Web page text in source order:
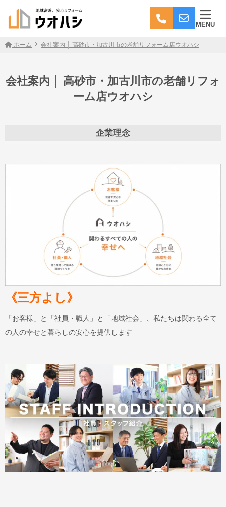
MENU
ホーム 会社案内 │ 高砂市・加古川市の老舗リフォーム店ウオハシ
会社案内 │ 高砂市・加古川市の老舗リフォ
ーム店ウオハシ
企業理念
《三方よし》
「お客様」と「社員・職人」と「地域社会」、私たちは関わる全て
の人の幸せと暮らしの安心を提供します